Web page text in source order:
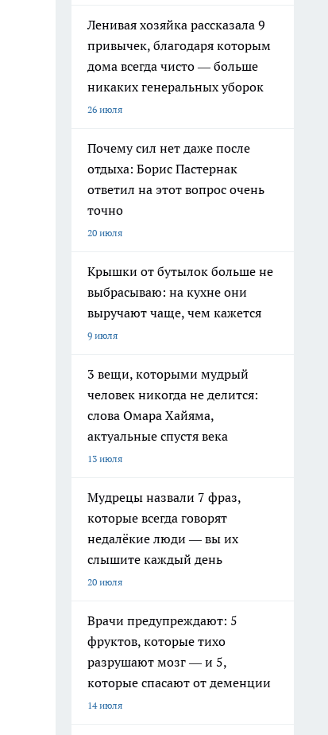
Ленивая хозяйка рассказала 9
привычек, благодаря которым
дома всегда чисто — больше
никаких генеральных уборок
26 июля
Почему сил нет даже после
отдыха: Борис Пастернак
ответил на этот вопрос очень
точно
20 июля
Крышки от бутылок больше не
выбрасываю: на кухне они
выручают чаще, чем кажется
9 июля
3 вещи, которыми мудрый
человек никогда не делится:
слова Омара Хайяма,
актуальные спустя века
13 июля
Мудрецы назвали 7 фраз,
которые всегда говорят
недалёкие люди — вы их
слышите каждый день
20 июля
Врачи предупреждают: 5
фруктов, которые тихо
разрушают мозг — и 5,
которые спасают от деменции
14 июля